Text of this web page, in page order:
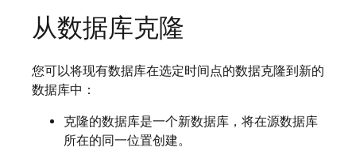
从数据库克隆
您可以将现有数据库在选定时间点的数据克隆到新的
数据库中：
克隆的数据库是一个新数据库，将在源数据库
所在的同一位置创建。